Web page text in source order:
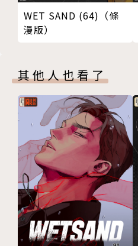
WET SAND (64)（條
漫版）
其他人也看了